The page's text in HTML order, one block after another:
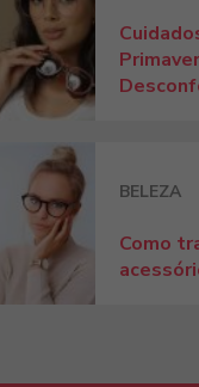
BELEZA
Como